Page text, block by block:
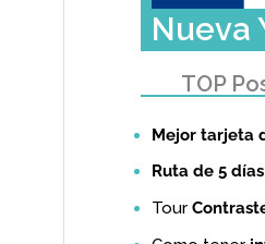
Nueva
TOP
Mejor tarjeta
Ruta de 5 días
Tour